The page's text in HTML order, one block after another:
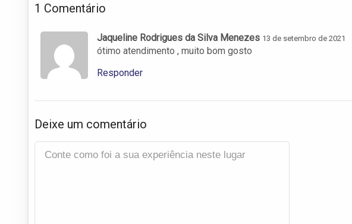
1 Comentário
Jaqueline Rodrigues da Silva Menezes 13 de setembro de 2021
ótimo atendimento , muito bom gosto
Responder
Deixe um comentário